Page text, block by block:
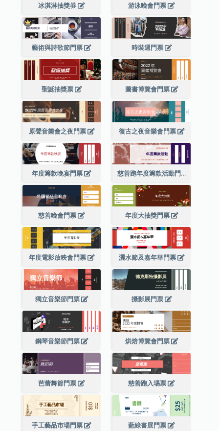
冰淇淋抽獎券 游泳晚會門票
藝術與詩歌節門票 時裝週門票
聖誕抽獎票 圖書博覽會門票
原聲音樂會之夜門票 復古之夜音樂會門票
年度籌款晚宴門票 慈善跑年度籌款活動門票
慈善晚會門票 年度大抽獎門票
年度電影放映會門票 灑水節及嘉年華門票
獨立音樂節門票 攝影展門票
鋼琴音樂節門票 烘焙博覽會門票
芭蕾舞節門票 慈善跑入埸票
手工藝品市場門票 藍綠書展門票